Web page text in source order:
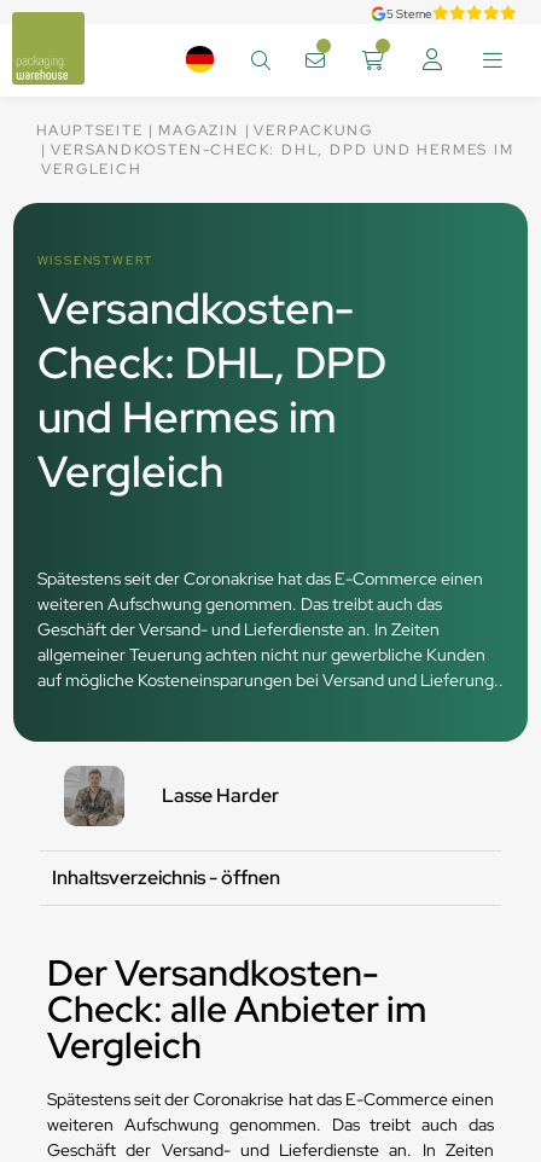
5 Sterne
HAUPTSEITE MAGAZIN
VERPACKUNG
VERSANDKOSTEN-CHECK: DHL, DPD UND HERMES IM
VERGLEICH
WISSENSTWERT
Versandkosten-
Check: DHL, DPD
und Hermes im
Vergleich
Spätestens seit der Coronakrise hat das E-Commerce einen
weiteren Aufschwung genommen. Das treibt auch das
Geschäft der Versand- und Lieferdienste an. In Zeiten
allgemeiner Teuerung achten nicht nur gewerbliche Kunden
auf mögliche Kosteneinsparungen bei Versand und Lieferung..
Der Versandkosten-
Check: alle Anbieter im
Vergleich
Spätestens seit der Coronakrise hat das E-Commerce einen
weiteren Aufschwung genommen. Das treibt auch das
Geschäft der Versand- und Lieferdienste an. In Zeiten
Inhaltsverzeichnis - öffnen
Lasse Harder